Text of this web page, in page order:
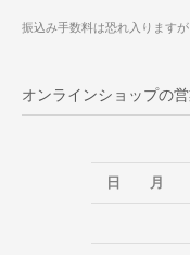
振込み手数料は恐れ入ります
オンラインショップの
日
月